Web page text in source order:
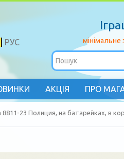
РУС
АКЦІЯ ПРО
23 Полиция, на батарейках, в